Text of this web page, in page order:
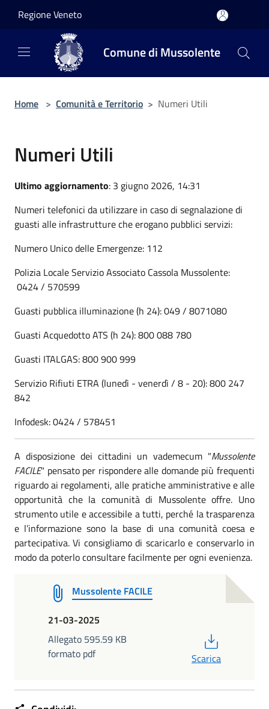
Regione Veneto
Comune di Mussolente
Home > Comunità e Territorio > Numeri Utili
Numeri Utili
Ultimo aggiornamento: 3 giugno 2026, 14:31
Numeri telefonici da utilizzare in caso di segnalazione di
guasti alle infrastrutture che erogano pubblici servizi:
Numero Unico delle Emergenze: 112
Polizia Locale Servizio Associato Cassola Mussolente:
0424 / 570599
Guasti pubblica illuminazione (h 24): 049 / 8071080
Guasti Acquedotto ATS (h 24): 800 088 780
Guasti ITALGAS: 800 900 999
Servizio Rifiuti ETRA (lunedì - venerdì / 8 - 20): 800 247
842
Infodesk: 0424 / 578451
A disposizione dei cittadini un vademecum "Mussolente
FACILE" pensato per rispondere alle domande più frequenti
riguardo ai regolamenti, alle pratiche amministrative e alle
opportunità che la comunità di Mussolente offre. Uno
strumento utile e accessibile a tutti, perché la trasparenza
e l’informazione sono la base di una comunità coesa e
partecipativa. Vi consigliamo di scaricarlo e conservarlo in
modo da poterlo consultare facilmente per ogni evenienza.
Mussolente FACILE
21-03-2025
Allegato 595.59 KB
formato pdf
Scarica